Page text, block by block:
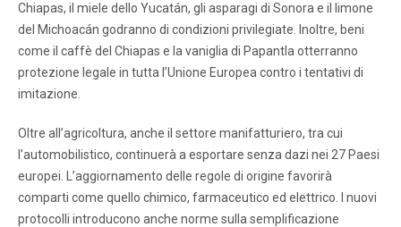
Chiapas, il miele dello Yucatán, gli asparagi di Sonora e il limone
del Michoacán godranno di condizioni privilegiate. Inoltre, beni
come il caffè del Chiapas e la vaniglia di Papantla otterranno
protezione legale in tutta l’Unione Europea contro i tentativi di
imitazione.
Oltre all’agricoltura, anche il settore manifatturiero, tra cui
l’automobilistico, continuerà a esportare senza dazi nei 27 Paesi
europei. L’aggiornamento delle regole di origine favorirà
comparti come quello chimico, farmaceutico ed elettrico. I nuovi
protocolli introducono anche norme sulla semplificazione